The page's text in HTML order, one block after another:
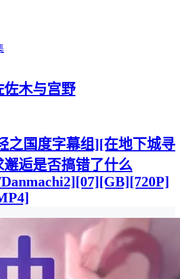
佐木与宫野
之国度字幕组][在地下城寻
邂逅是否搞错了什么